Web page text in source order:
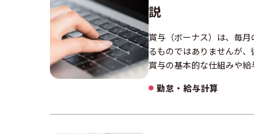
説
賞与（ボーナス）は、毎
るものではありませんが、
賞与の基本的な仕組みや
勤怠・給与計算